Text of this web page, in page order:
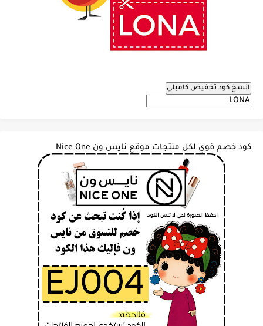
انسخ كود تخفيض كامبلي
كود خصم قوي لكل منتجات موقع نايس ون Nice One